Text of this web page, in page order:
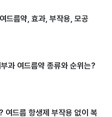
드름약, 효과, 부작용, 모공
과 여드름약 종류와 순위는?
여드름 항생제 부작용 없이 복